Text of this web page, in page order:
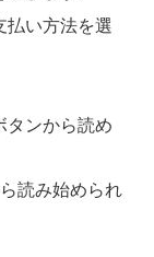
払い方法を選
タンから読め
読み始められ